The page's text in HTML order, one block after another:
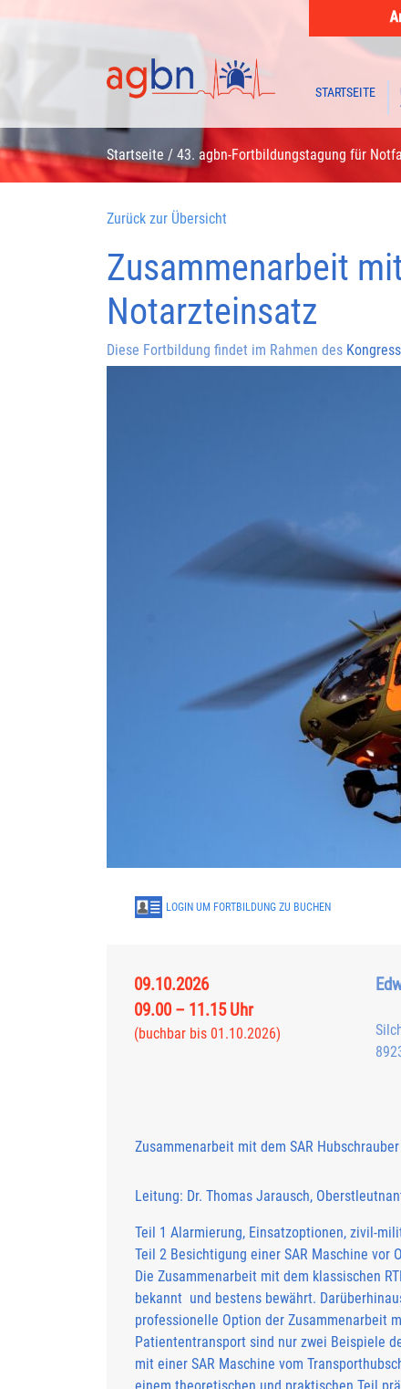
STARTSEITE
Startseite / 43. agbn-Fortbildungstagung für
Zurück zur Übersicht
Zusammenarbeit
Notarzteinsatz
Diese Fortbildung findet im Rahmen des
LOGIN UM FORTBILDUNG ZU BUCHEN
09.10.2026
09.00 – 11.15 Uhr
(buchbar bis 01.10.2026)
Zusammenarbeit mit dem SAR
Leitung: Dr. Thomas Jarausch,
Teil 1 Alarmierung, Einsatzoptionen, zivil-
Teil 2 Besichtigung einer SAR Maschine vor
Die Zusammenarbeit mit dem klassischen
bekannt und bestens bewährt.
professionelle Option der Zusammenarbeit
Patiententransport sind nur zwei Beispiele
mit einer SAR Maschine vom